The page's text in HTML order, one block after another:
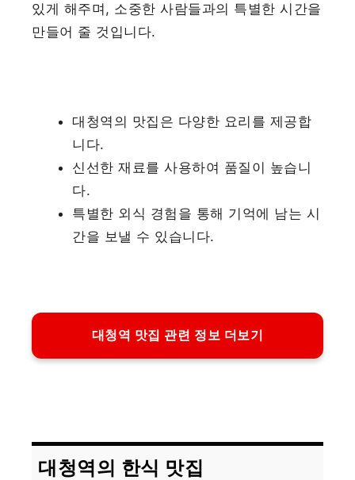
있게 해주며, 소중한 사람들과의 특별한 시간을
만들어 줄 것입니다.
대청역의 맛집은 다양한 요리를 제공합
니다.
신선한 재료를 사용하여 품질이 높습니
다.
특별한 외식 경험을 통해 기억에 남는 시
간을 보낼 수 있습니다.
대청역 맛집 관련 정보 더보기
대청역의 한식 맛집